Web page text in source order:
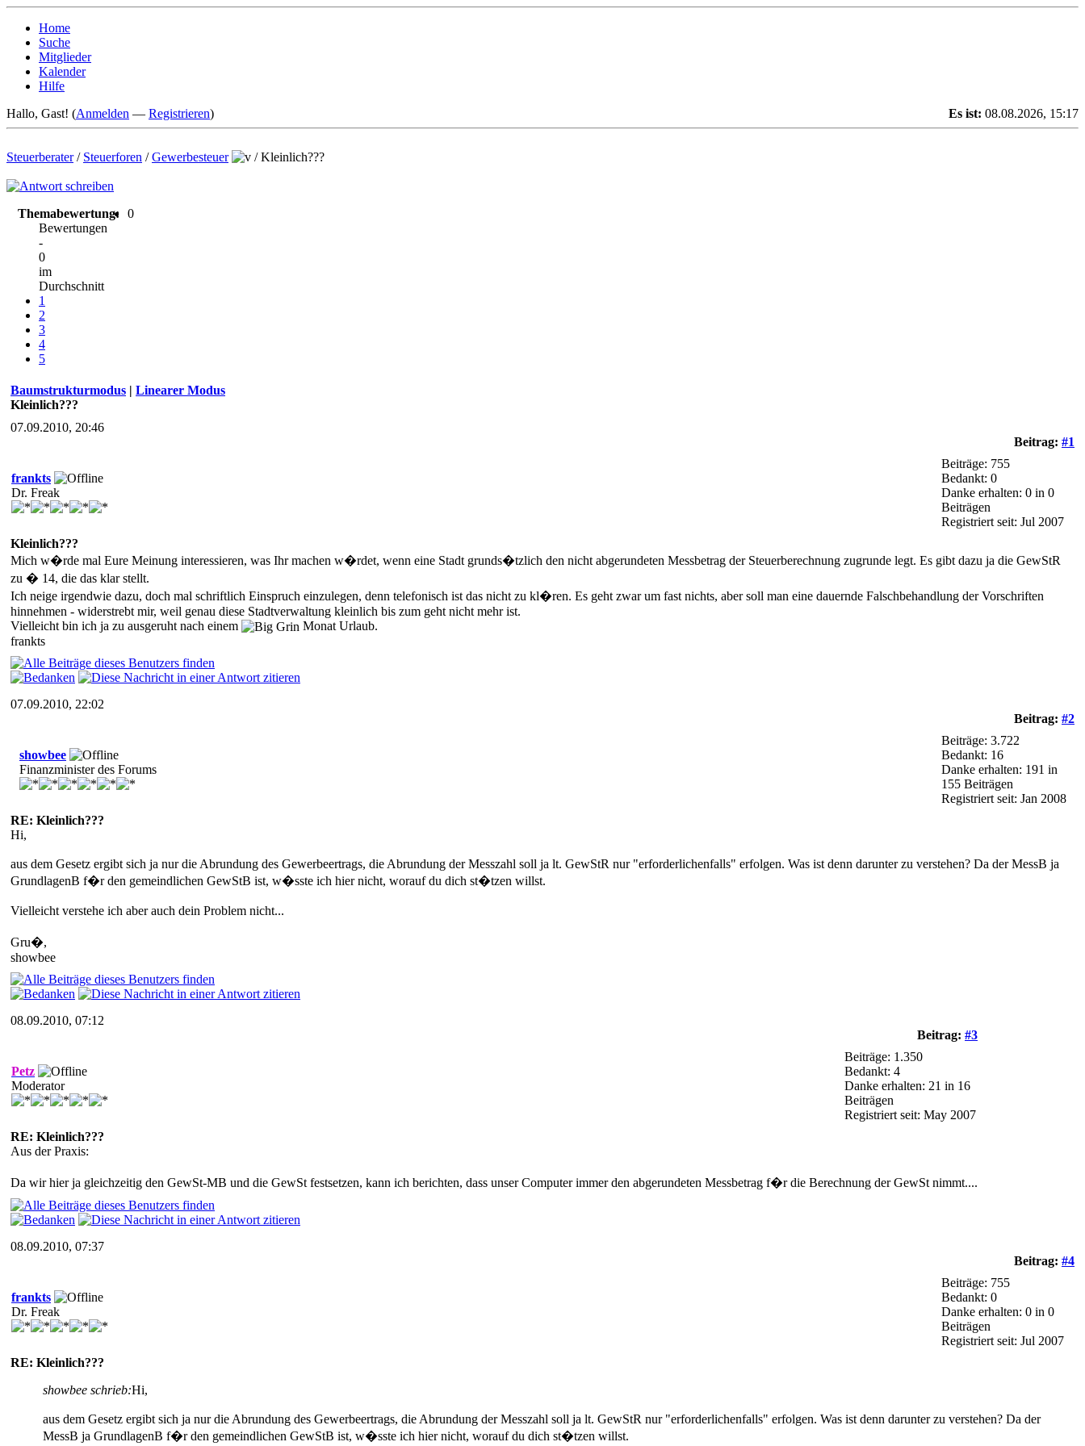
Home
Suche
Mitglieder
Kalender
Hilfe
Es ist: 08.08.2026, 15:17
Hallo, Gast! (Anmelden — Registrieren)
Steuerberater/ Steuerforen /Gewerbesteuer /Kleinlich???
Themabewertung:
0
Bewertungen
-
0
im
Durchschnitt
1
2
3
4
5
Baumstrukturmodus | Linearer Modus
Kleinlich???
07.09.2010, 20:46
Beitrag: #1
frankts
Dr. Freak
Beiträge: 755
Bedankt: 0
Danke erhalten: 0 in 0
Beiträgen
Registriert seit: Jul 2007
Kleinlich???
Mich w�rde mal Eure Meinung interessieren, was Ihr machen w�rdet, wenn eine Stadt grunds�tzlich den nicht abgerundeten Messbetrag der Steuerberechnung zugrunde legt. Es gibt dazu ja die GewStR
zu � 14, die das klar stellt.
Ich neige irgendwie dazu, doch mal schriftlich Einspruch einzulegen, denn telefonisch ist das nicht zu kl�ren. Es geht zwar um fast nichts, aber soll man eine dauernde Falschbehandlung der Vorschriften
hinnehmen - widerstrebt mir, weil genau diese Stadtverwaltung kleinlich bis zum geht nicht mehr ist.
Vielleicht bin ich ja zu ausgeruht nach einem
Monat Urlaub.
frankts
07.09.2010, 22:02
Beitrag: #2
showbee
Finanzminister des Forums
Beiträge: 3.722
Bedankt: 16
Danke erhalten: 191 in
155 Beiträgen
Registriert seit: Jan 2008
RE: Kleinlich???
Hi,
aus dem Gesetz ergibt sich ja nur die Abrundung des Gewerbeertrags, die Abrundung der Messzahl soll ja lt. GewStR nur "erforderlichenfalls" erfolgen. Was ist denn darunter zu verstehen? Da der MessB ja
GrundlagenB f�r den gemeindlichen GewStB ist, w�sste ich hier nicht, worauf du dich st�tzen willst.
Vielleicht verstehe ich aber auch dein Problem nicht...
Gru�,
showbee
08.09.2010, 07:12
Beitrag: #3
Petz
Moderator
Beiträge: 1.350
Bedankt: 4
Danke erhalten: 21 in 16
Beiträgen
Registriert seit: May 2007
RE: Kleinlich???
Aus der Praxis:
Da wir hier ja gleichzeitig den GewSt-MB und die GewSt festsetzen, kann ich berichten, dass unser Computer immer den abgerundeten Messbetrag f�r die Berechnung der GewSt nimmt....
08.09.2010, 07:37
Beitrag: #4
frankts
Dr. Freak
Beiträge: 755
Bedankt: 0
Danke erhalten: 0 in 0
Beiträgen
Registriert seit: Jul 2007
RE: Kleinlich???
showbee schrieb:Hi,
aus dem Gesetz ergibt sich ja nur die Abrundung des Gewerbeertrags, die Abrundung der Messzahl soll ja lt. GewStR nur "erforderlichenfalls" erfolgen. Was ist denn darunter zu verstehen? Da der
MessB ja GrundlagenB f�r den gemeindlichen GewStB ist, w�sste ich hier nicht, worauf du dich st�tzen willst.